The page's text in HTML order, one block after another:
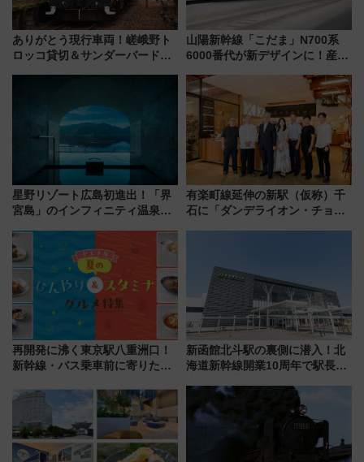
ありがとう現行車両！嵯峨野ト
ロッコ貸切＆サンダーバードレ
ツアー」開催
山陽新幹線「こだま」N700系
6000番代が新デザインに！産学
用は今冬から
星野リゾート広島初進出！「界
宮島」のインフィニティ温泉と
宿泊料金・アクセスは？（2026
年7月23日開業）
有楽町線延伸の新駅（仮称）千
石に「ダンデライオン・チョコ
再開発に沸く東京駅八重洲口！
新幹線・バス乗車前に寄りたい
やり＆スタミナグルメ」6選【新
店舗も！】
新函館北斗駅の裏側に潜入！北
海道新幹線開業10周年で駅長
ト 参加方法や体験内容を紹介